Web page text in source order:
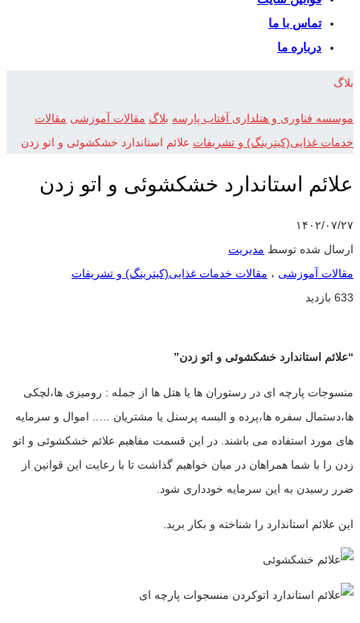
تماس با ما
درباره ما
بلاگ
موسسه فناوری و هتلداری آفتاب پارسه بلاگ مقالات آموزشی مقالات
خدمات غذایی(کیترینگ) و تشریفات علائم استاندارد خشکشوئی و اتو زدن
علائم استاندارد خشکشوئی و اتو زدن
۱۴۰۲/۰۷/۲۷
ارسال شده توسط مدیریت
مقالات آموزشی ، مقالات خدمات غذایی(کیترینگ) و تشریفات
633 بازدید
“علائم استاندارد خشکشوئی و اتو زدن”
منسوجات پارچه ای در رستوران ها یا هتل ها از جمله : رومیزی ها،لچکی
ها،دستمال سفره ها،پرده و البسه پرسنل یا مشتریان ….. اموال و سرمایه
های مورد استفاده می باشند. در این قسمت مفاهیم علائم خشکشوئی و اتو
زدن را با شما همراهان در میان خواهیم گذاشت تا با رعایت این قوانین از
ضرر رسیدن به این سرمایه خودداری شود.
این علائم استاندارد را شناخته و بکار برید.